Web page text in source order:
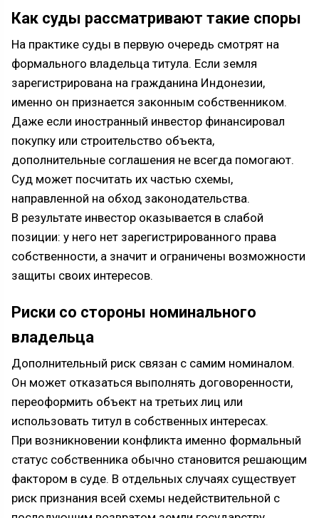
Как суды рассматривают такие споры
На практике суды в первую очередь смотрят на
формального владельца титула. Если земля
зарегистрирована на гражданина Индонезии,
именно он признается законным собственником.
Даже если иностранный инвестор финансировал
покупку или строительство объекта,
дополнительные соглашения не всегда помогают.
Суд может посчитать их частью схемы,
направленной на обход законодательства.
В результате инвестор оказывается в слабой
позиции: у него нет зарегистрированного права
собственности, а значит и ограничены возможности
защиты своих интересов.
Риски со стороны номинального
владельца
Дополнительный риск связан с самим номиналом.
Он может отказаться выполнять договоренности,
переоформить объект на третьих лиц или
использовать титул в собственных интересах.
При возникновении конфликта именно формальный
статус собственника обычно становится решающим
фактором в суде. В отдельных случаях существует
риск признания всей схемы недействительной с